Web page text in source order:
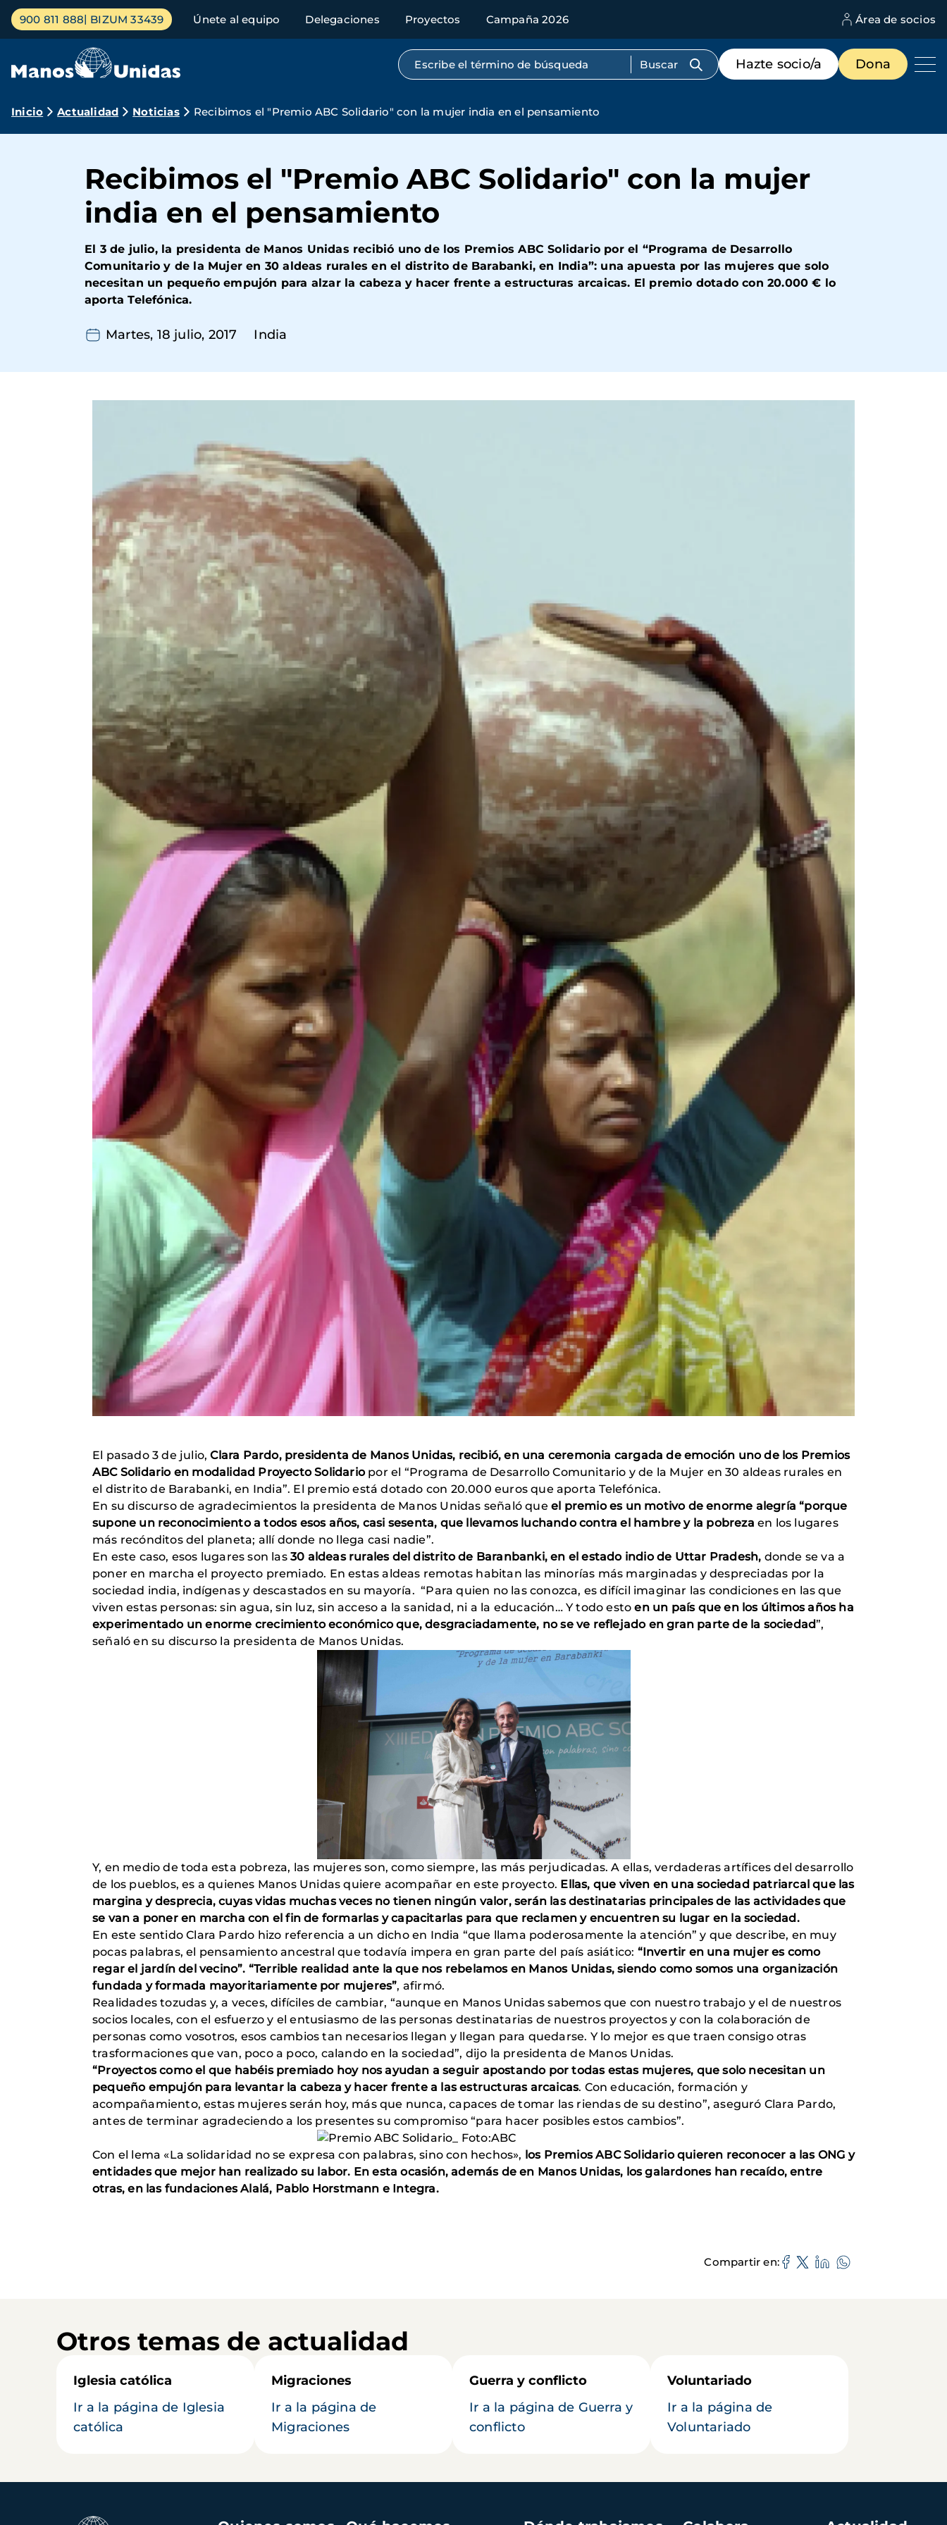
Pasar
contenido
Menú
principal
900 811 888 BIZUM 33439 Únete al equipo Delegaciones Proyectos Campaña 2026 Área de socios
Búsqueda por texto completo
Menú
de
destacados
Hazte socio/a Dona
Ruta
navegación
Inicio Actualidad Noticias Recibimos el "Premio ABC Solidario" con la mujer india en el pensamiento
Recibimos el "Premio ABC Solidario" con la mujer
india en el pensamiento
El 3 de julio, la presidenta de Manos Unidas recibió uno de los Premios ABC Solidario por el “Programa de Desarrollo
Comunitario y de la Mujer en 30 aldeas rurales en el distrito de Barabanki, en India”: una apuesta por las mujeres que solo
necesitan un pequeño empujón para alzar la cabeza y hacer frente a estructuras arcaicas. El premio dotado con 20.000 € lo
aporta Telefónica.
Martes, 18 julio, 2017 India
El pasado 3 de julio, Clara Pardo, presidenta de Manos Unidas, recibió, en una ceremonia cargada de emoción uno de los Premios
ABC Solidario en modalidad Proyecto Solidariopor el “Programa de Desarrollo Comunitario y de la Mujer en 30 aldeas rurales en
el distrito de Barabanki, en India”. El premio está dotado con 20.000 euros que aporta Telefónica.
En su discurso de agradecimientos la presidenta de Manos Unidas señaló que el premio es un motivo de enorme alegría “porque
supone un reconocimiento a todos esos años, casi sesenta, que llevamos luchando contra el hambre y la pobreza en los lugares
más recónditos del planeta; allí donde no llega casi nadie”.
En este caso, esos lugares son las 30 aldeas rurales del distrito de Baranbanki, en el estado indio de Uttar Pradesh, donde se va a
poner en marcha el proyecto premiado. En estas aldeas remotas habitan las minorías más marginadas y despreciadas por la
sociedad india, indígenas y descastados en su mayoría. “Para quien no las conozca, es difícil imaginar las condiciones en las que
viven estas personas: sin agua, sin luz, sin acceso a la sanidad, ni a la educación… Y todo estoen un país que en los últimos años ha
experimentado un enorme crecimiento económico que, desgraciadamente, no se ve reflejado en gran parte de la sociedad”,
señaló en su discurso la presidenta de Manos Unidas.
Y, en medio de toda esta pobreza, las mujeres son, como siempre, las más perjudicadas. A ellas, verdaderas artífices del desarrollo
de los pueblos, es a quienes Manos Unidas quiere acompañar en este proyecto. Ellas, que viven en una sociedad patriarcal que las
margina y desprecia, cuyas vidas muchas veces no tienen ningún valor, serán las destinatarias principales de las actividades que
se van a poner en marcha con el fin de formarlas y capacitarlas para que reclamen y encuentren su lugar en la sociedad.
En este sentido Clara Pardo hizo referencia a un dicho en India “que llama poderosamente la atención” y que describe, en muy
pocas palabras, el pensamiento ancestral que todavía impera en gran parte del país asiático: “Invertir en una mujer es como
regar el jardín del vecino”. “Terrible realidad ante la que nos rebelamos en Manos Unidas, siendo como somos una organización
fundada y formada mayoritariamente por mujeres”, afirmó.
Realidades tozudas y, a veces, difíciles de cambiar, “aunque en Manos Unidas sabemos que con nuestro trabajo y el de nuestros
socios locales, con el esfuerzo y el entusiasmo de las personas destinatarias de nuestros proyectos y con la colaboración de
personas como vosotros, esos cambios tan necesarios llegan y llegan para quedarse. Y lo mejor es que traen consigo otras
trasformaciones que van, poco a poco, calando en la sociedad”, dijo la presidenta de Manos Unidas.
“Proyectos como el que habéis premiado hoy nos ayudan a seguir apostando por todas estas mujeres, que solo necesitan un
pequeño empujón para levantar la cabeza y hacer frente a las estructuras arcaicas. Con educación, formación y
acompañamiento, estas mujeres serán hoy, más que nunca, capaces de tomar las riendas de su destino”, aseguró Clara Pardo,
antes de terminar agradeciendo a los presentes su compromiso “para hacer posibles estos cambios”.
Con el lema «La solidaridad no se expresa con palabras, sino con hechos», los Premios ABC Solidario quieren reconocer a las ONG y
entidades que mejor han realizado su labor. En esta ocasión, además de en Manos Unidas, los galardones han recaído, entre
otras, en las fundaciones Alalá, Pablo Horstmann e Integra.
Compartir en
Otros temas de actualidad
Iglesia católica
Ir a la página de Iglesia
católica
Migraciones
Ir a la página de
Migraciones
Guerra y conflicto
Ir a la página de Guerra y
conflicto
Voluntariado
Ir a la página de
Voluntariado